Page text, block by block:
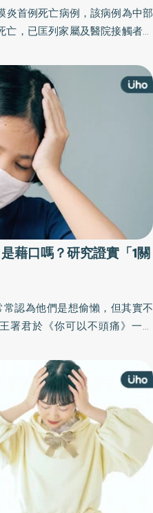
首例死亡病例，該病例為中部
，已匡列家屬及醫院接觸者共
現發燒、頭痛、頸部僵硬等症
藉口嗎？研究證實「1關
認為他們是想偷懶，但其實不
署君於《你可以不頭痛》一書
原因，改善長年反覆發作的頭